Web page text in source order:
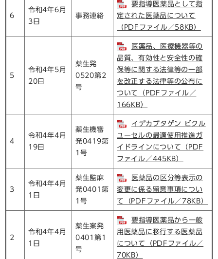
6
令和4年6月
3日
事務連絡
要指導医薬品として指
定された医薬品について
（PDFファイル／58KB）
5
令和4年5月
20日
薬生発
0520第2
号
医薬品、医療機器等の
品質、有効性と安全性の確
保等に関する法律等の一部
を改正する法律等の公布に
ついて（PDFファイル／
166KB）
4
令和4年4月
19日
薬生機審
発0419第
1号
イデカブタゲン ビクル
ユーセルの最適使用推進ガ
イドラインについて（PDF
ファイル／445KB）
3
令和4年4月
1日
薬生監麻
発0401第
1号
医薬品の区分等表示の
変更に係る留意事項につい
て（PDFファイル／78KB）
2
令和4年4月
1日
薬生案発
0401第1
号
要指導医薬品から一般
用医薬品に移行する医薬品
について（PDFファイル／
70KB）